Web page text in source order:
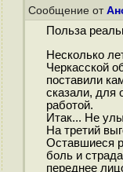
Сообщение от
Польза
Несколько
Черкасской
поставили
сказали, для
работой.
Итак... Не
На третий
Оставшиеся
боль и
переднее